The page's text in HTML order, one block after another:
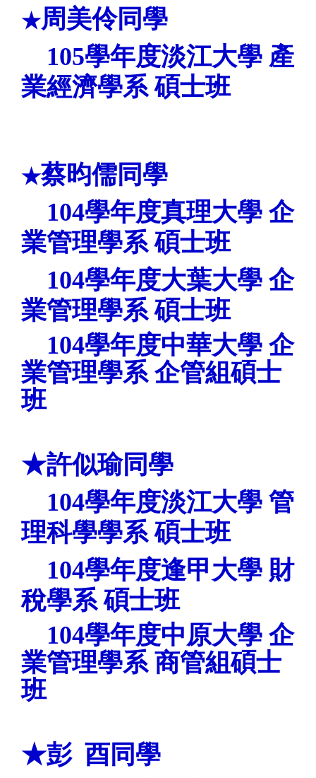
★周美伶同學
105學年度淡江大學 產
業經濟學系 碩士班
★蔡昀儒同學
104學年度真理大學 企
業管理學系 碩士班
104學年度大葉大學 企
業管理學系 碩士班
104學年度中華大學 企
業管理學系 企管組碩士
班
★許似瑜同學
104學年度淡江大學 管
理科學學系 碩士班
104學年度逢甲大學 財
稅學系 碩士班
104學年度中原大學 企
業管理學系 商管組碩士
班
★彭 酉同學